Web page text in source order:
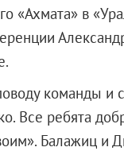
«Ахмата» в
команды и
Все ребята
Балажиц и